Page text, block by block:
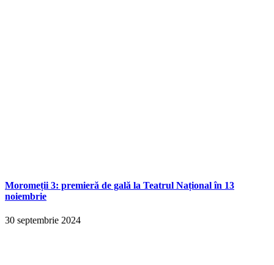
Moromeții 3: premieră de gală la Teatrul Național în 13
noiembrie
30 septembrie 2024